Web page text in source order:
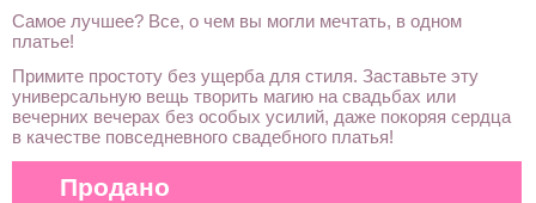
Самое лучшее? Все, о чем вы могли мечтать, в одном
платье!
Примите простоту без ущерба для стиля. Заставьте эту
универсальную вещь творить магию на свадьбах или
вечерних вечерах без особых усилий, даже покоряя сердца
в качестве повседневного свадебного платья!
Продано